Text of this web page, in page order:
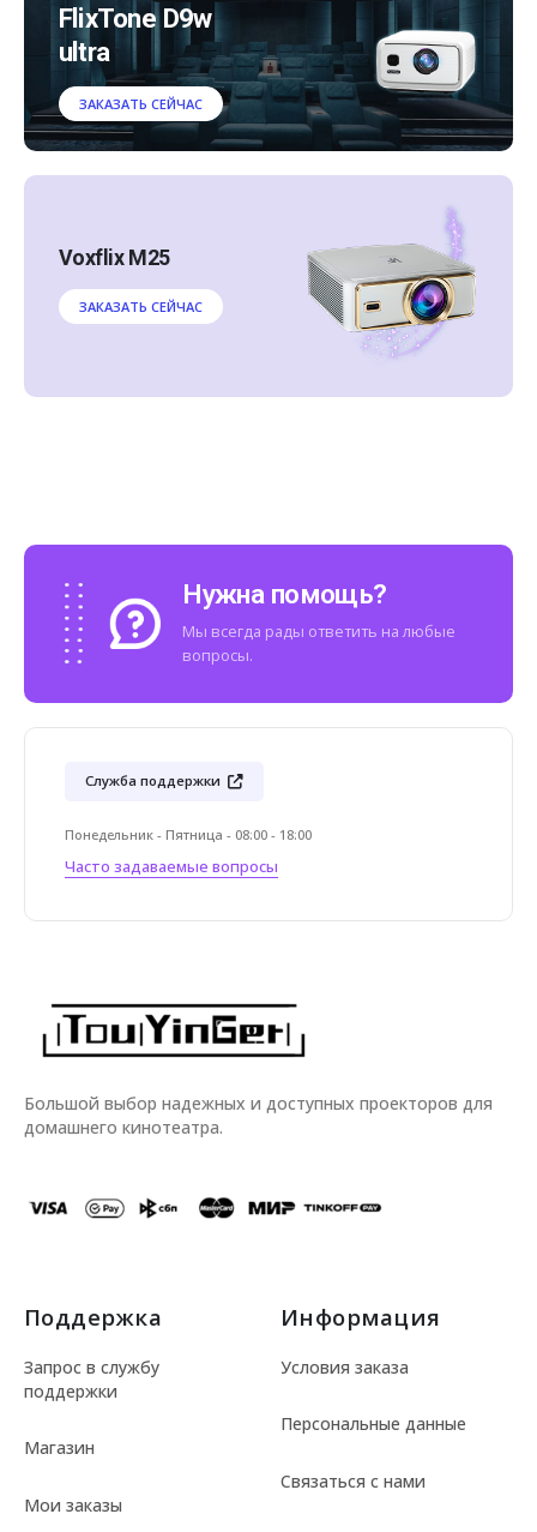
FlixTone D9w
ultra
ЗАКАЗАТЬ СЕЙЧАС
Voxflix M25
ЗАКАЗАТЬ СЕЙЧАС
Нужна помощь?
Мы всегда рады ответить на любые
вопросы.
Служба поддержки
Понедельник - Пятница - 08:00 - 18:00
Часто задаваемые вопросы
Большой выбор надежных и доступных проекторов для
домашнего кинотеатра.
Поддержка
Запрос в службу
поддержки
Магазин
Мои заказы
Информация
Условия заказа
Персональные данные
Связаться с нами